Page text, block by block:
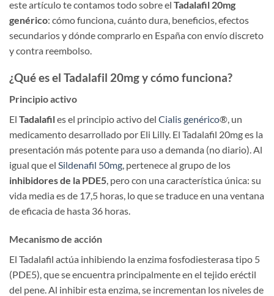
este artículo te contamos todo sobre el Tadalafil 20mg
genérico: cómo funciona, cuánto dura, beneficios, efectos
secundarios y dónde comprarlo en España con envío discreto
y contra reembolso.
¿Qué es el Tadalafil 20mg y cómo funciona?
Principio activo
El Tadalafiles el principio activo del Cialis genérico®, un
medicamento desarrollado por Eli Lilly. El Tadalafil 20mg es la
presentación más potente para uso a demanda (no diario). Al
igual que el Sildenafil 50mg, pertenece al grupo de los
inhibidores de la PDE5, pero con una característica única: su
vida media es de 17,5 horas, lo que se traduce en una ventana
de eficacia de hasta 36 horas.
Mecanismo de acción
El Tadalafil actúa inhibiendo la enzima fosfodiesterasa tipo 5
(PDE5), que se encuentra principalmente en el tejido eréctil
del pene. Al inhibir esta enzima, se incrementan los niveles de